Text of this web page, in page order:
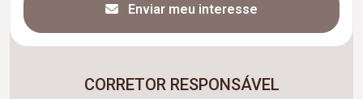
Enviar meu interesse
CORRETOR RESPONSÁVEL